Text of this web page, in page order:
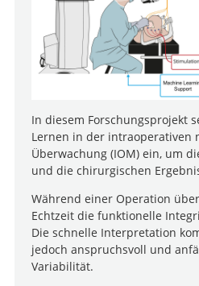
In diesem Forschungsprojekt
Lernen in der intraoperativen
Überwachung (IOM) ein, um
und die chirurgischen
Während einer Operation
Echtzeit die funktionelle
Die schnelle Interpretation
jedoch anspruchsvoll und
Variabilität.